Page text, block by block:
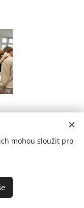
mohou sloužit pro